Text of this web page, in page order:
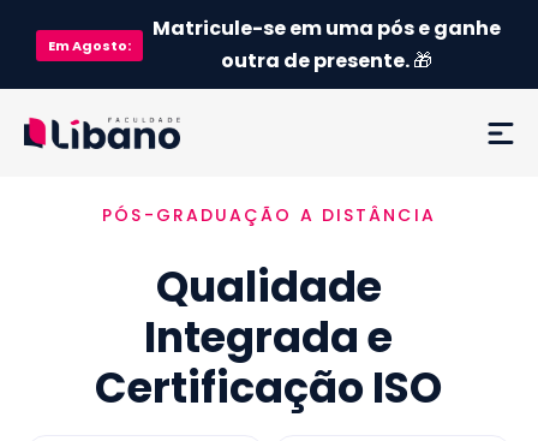
EmAgosto:
Matricule-se em uma pós e ganhe
outra de presente.🎁
Ementa
Como funciona
Credenciamento MEC
PÓS-GRADUAÇÃO A DISTÂNCIA
Qualidade
Integrada e
Certificação ISO